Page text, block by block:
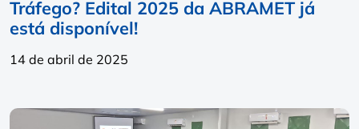
Tráfego? Edital 2025 da ABRAMET já
está disponível!
14 de abril de 2025